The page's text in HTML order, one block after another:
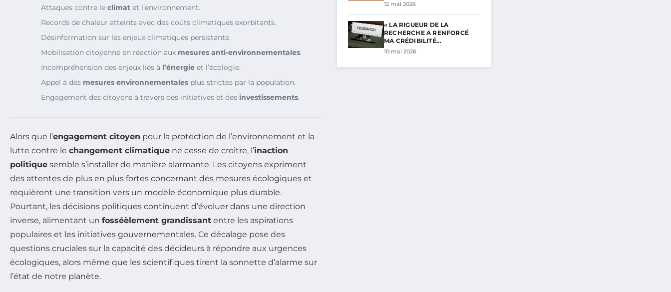
Attaques contre le climat et l’environnement.
Records de chaleur atteints avec des coûts climatiques exorbitants.
Désinformation sur les enjeux climatiques persistante.
Mobilisation citoyenne en réaction aux mesures anti-environnementales.
Incompréhension des enjeux liés à l’énergie et l’écologie.
Appel à des mesures environnementales plus strictes par la population.
Engagement des citoyens à travers des initiatives et des investissements.
Alors que l’engagement citoyen pour la protection de l’environnement et la
lutte contre le changement climatique ne cesse de croître, l’inaction
politique semble s’installer de manière alarmante. Les citoyens expriment
des attentes de plus en plus fortes concernant des mesures écologiques et
requièrent une transition vers un modèle économique plus durable.
Pourtant, les décisions politiques continuent d’évoluer dans une direction
inverse, alimentant un fosséèlement grandissant entre les aspirations
populaires et les initiatives gouvernementales. Ce décalage pose des
questions cruciales sur la capacité des décideurs à répondre aux urgences
écologiques, alors même que les scientifiques tirent la sonnette d’alarme sur
l’état de notre planète.
12 mai 2026
« LA RIGUEUR DE LA
RECHERCHE A RENFORCÉ
MA CRÉDIBILITÉ…
10 mai 2026